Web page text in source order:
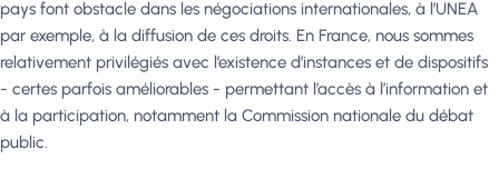
pays font obstacle dans les négociations internationales, à l’UNEA
par exemple, à la diffusion de ces droits. En France, nous sommes
relativement privilégiés avec l’existence d’instances et de dispositifs
- certes parfois améliorables - permettant l’accès à l’information et
à la participation, notamment la Commission nationale du débat
public.